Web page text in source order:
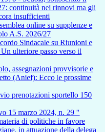
continuità nei rinnovi ma gli
insufficienti
online su supplenze e
A.S. 2026/27
Sindacale su Riunioni e
ulteriore passo verso il
assegnazioni provvisorie e
(Anief): Ecco le prossime
prenotazioni sportello 150
15 marzo 2024, n. 29 "
di politiche in favore
in attuazione della delega